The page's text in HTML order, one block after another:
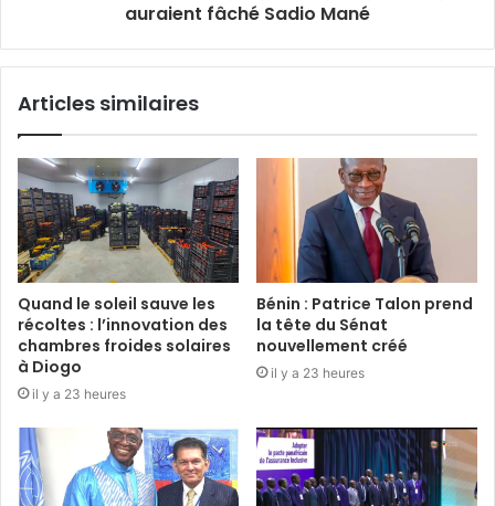
auraient fâché Sadio Mané
Articles similaires
Quand le soleil sauve les
récoltes : l’innovation des
chambres froides solaires
à Diogo
il y a 23 heures
Bénin : Patrice Talon prend
la tête du Sénat
nouvellement créé
il y a 23 heures